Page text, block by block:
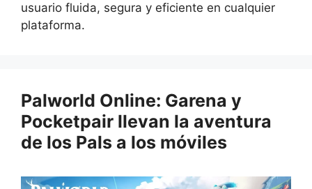
usuario fluida, segura y eficiente en cualquier
plataforma.
Palworld Online: Garena y
Pocketpair llevan la aventura
de los Pals a los móviles